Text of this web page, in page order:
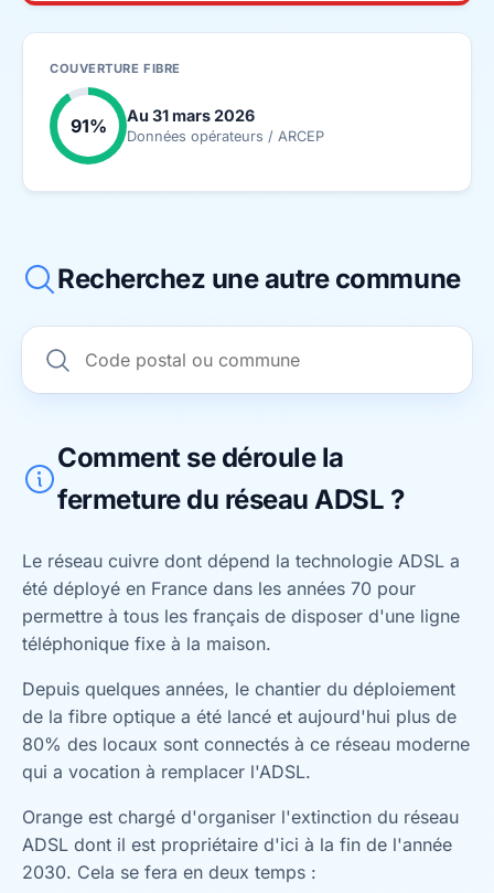
COUVERTURE FIBRE
91% Au 31 mars 2026
Données opérateurs / ARCEP
Recherchez une autre commune
Comment se déroule la
fermeture du réseau ADSL ?
Le réseau cuivre dont dépend la technologie ADSL a
été déployé en France dans les années 70 pour
permettre à tous les français de disposer d'une ligne
téléphonique fixe à la maison.
Depuis quelques années, le chantier du déploiement
de la fibre optique a été lancé et aujourd'hui plus de
80% des locaux sont connectés à ce réseau moderne
qui a vocation à remplacer l'ADSL.
Orange est chargé d'organiser l'extinction du réseau
ADSL dont il est propriétaire d'ici à la fin de l'année
2030. Cela se fera en deux temps :